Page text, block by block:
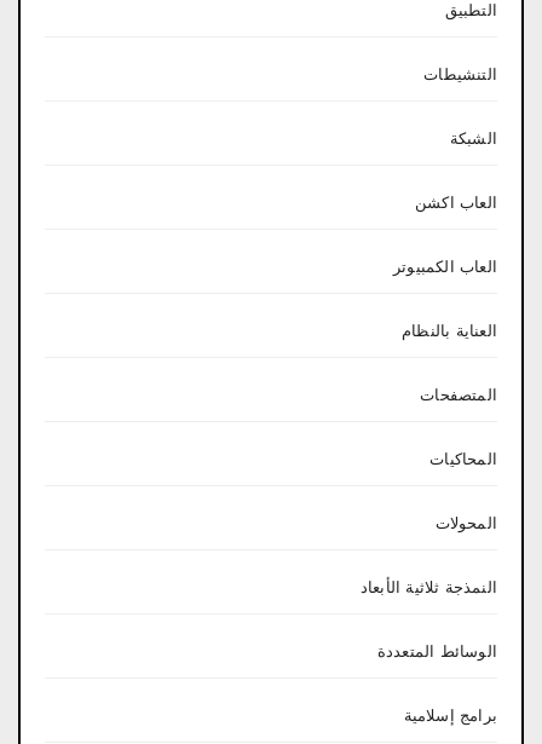
التطبيق
التنشيطات
الشبكة
العاب اكشن
العاب الكمبيوتر
العناية بالنظام
المتصفحات
المحاكيات
المحولات
النمذجة ثلاثية الأبعاد
الوسائط المتعددة
برامج إسلامية